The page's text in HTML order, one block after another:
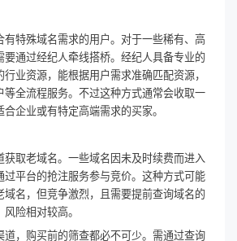
有特殊域名需求的用户。对于一些稀有、高
要通过经纪人牵线搭桥。经纪人具备专业的
业资源，能根据用户需求准确匹配资源，
等全流程服务。不过这种方式通常会收取一
企业或有特定高端需求的买家。
获取老域名。一些域名因未及时续费而进入
过平台的抢注服务参与竞价。这种方式可能
域名，但竞争激烈，且需要提前查询域名的
险相对较高。
道，购买前的筛查都必不可少。需通过查询